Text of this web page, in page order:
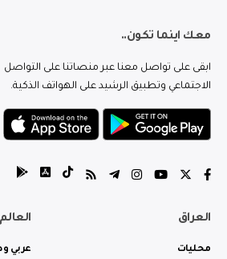
معك اينما تكون..
ابقى على تواصل معنا عبر منصاتنا على التواصل
الاجتماعي وتطبيق الرشيد على الهواتف الذكية.
العراق
محليات
العالم
عربي